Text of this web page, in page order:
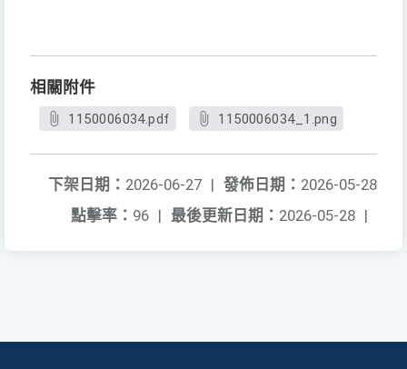
相關附件
1150006034.pdf 1150006034_1.png
發佈日期： 2026-05-28
下架日期： 2026-06-27 |
最後更新日期： 2026-05-28 |
點擊率： 96 |